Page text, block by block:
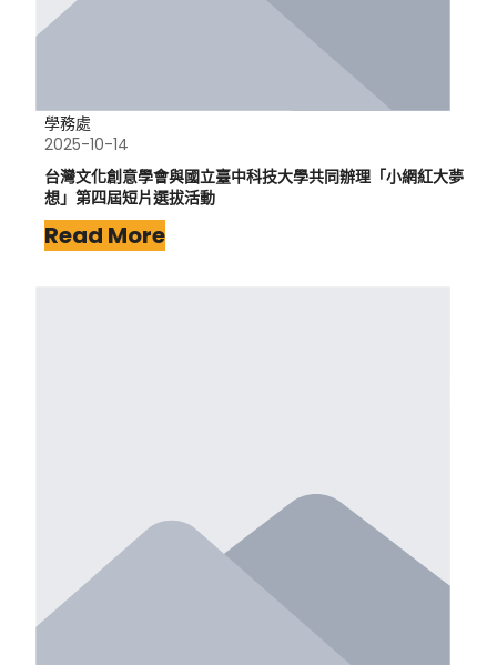
學務處
2025-10-14
台灣文化創意學會與國立臺中科技大學共同辦理「小網紅大夢
想」第四屆短片選拔活動
Read More